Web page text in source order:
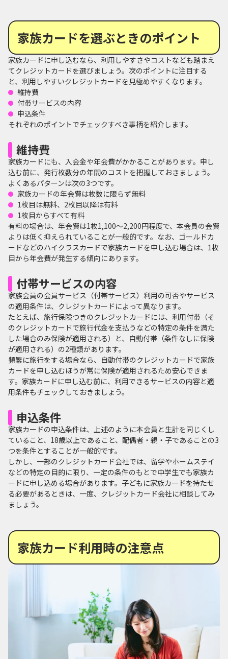
家族カードを選ぶときのポイント
家族カードに申し込むなら、利用しやすさやコストなども踏まえ
てクレジットカードを選びましょう。次のポイントに注目する
と、利用しやすいクレジットカードを見極めやすくなります。
維持費
付帯サービスの内容
申込条件
それぞれのポイントでチェックすべき事柄を紹介します。
維持費
家族カードにも、入会金や年会費がかかることがあります。申し
込む前に、発行枚数分の年間のコストを把握しておきましょう。
よくあるパターンは次の3つです。
家族カードの年会費は枚数に限らず無料
1枚目は無料、2枚目以降は有料
1枚目からすべて有料
有料の場合は、年会費は1枚1,100～2,200円程度で、本会員の会費
よりは低く抑えられていることが一般的です。なお、ゴールドカ
ードなどのハイクラスカードで家族カードを申し込む場合は、1枚
目から年会費が発生する傾向にあります。
付帯サービスの内容
家族会員の会員サービス（付帯サービス）利用の可否やサービス
の適用条件は、クレジットカードによって異なります。
たとえば、旅行保険つきのクレジットカードには、利用付帯（そ
のクレジットカードで旅行代金を支払うなどの特定の条件を満た
した場合のみ保険が適用される）と、自動付帯（条件なしに保険
が適用される）の2種類があります。
頻繁に旅行をする場合なら、自動付帯のクレジットカードで家族
カードを申し込むほうが常に保険が適用されるため安心できま
す。家族カードに申し込む前に、利用できるサービスの内容と適
用条件もチェックしておきましょう。
申込条件
家族カードの申込条件は、上述のように本会員と生計を同じくし
ていること、18歳以上であること、配偶者・親・子であることの3
つを条件とすることが一般的です。
しかし、一部のクレジットカード会社では、留学やホームステイ
などの特定の目的に限り、一定の条件のもとで中学生でも家族カ
ードに申し込める場合があります。子どもに家族カードを持たせ
る必要があるときは、一度、クレジットカード会社に相談してみ
ましょう。
家族カード利用時の注意点